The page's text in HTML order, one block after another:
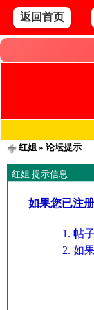
返回首页
红姐» 论坛提示
红姐 提示信息
如果您已注
帖
如